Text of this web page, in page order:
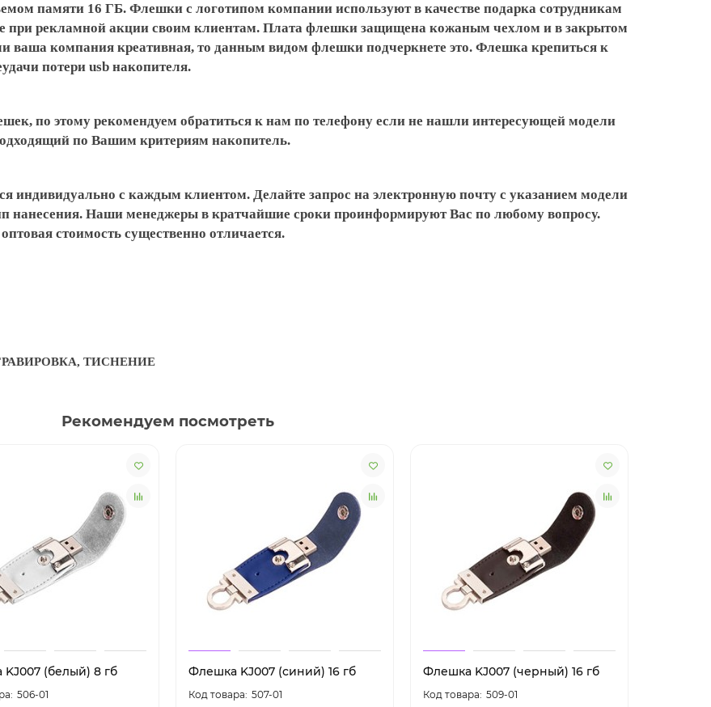
памяти 16 ГБ. Флешки с логотипом компании используют в качестве подарка сотрудникам
при рекламной акции своим клиентам. Плата флешки защищена кожаным чехлом и в закрытом
ваша компания креативная, то данным видом флешки подчеркнете это. Флешка крепиться к
потери usb накопителя.
по этому рекомендуем обратиться к нам по телефону если не нашли интересующей модели
по Вашим критериям накопитель.
индивидуально с каждым клиентом. Делайте запрос на электронную почту с указанием модели
нанесения. Наши менеджеры в кратчайшие сроки проинформируют Вас по любому вопросу.
стоимость существенно отличается.
ТИСНЕНИЕ
Рекомендуем посмотреть
(белый) 8 гб
506-01
Флешка KJ007 (синий) 16 гб
507-01
Флешка KJ007 (черный) 16 гб
509-01